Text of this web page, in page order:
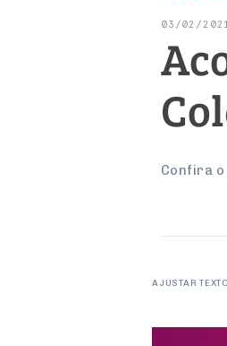
03/02/2021
Confira
AJUSTAR TEXTO